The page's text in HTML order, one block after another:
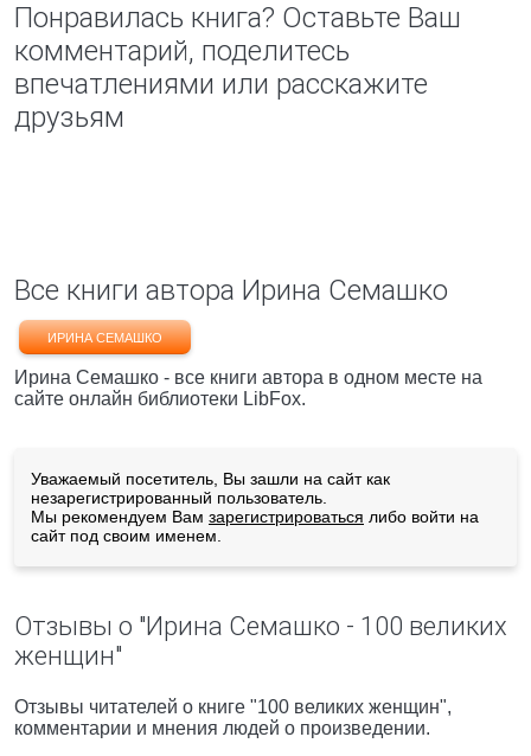
Понравилась книга? Оставьте Ваш
комментарий, поделитесь
впечатлениями или расскажите
друзьям
Все книги автора Ирина Семашко
ИРИНА СЕМАШКО
Ирина Семашко - все книги автора в одном месте на
сайте онлайн библиотеки LibFox.
Уважаемый посетитель, Вы зашли на сайт как
незарегистрированный пользователь.
Мы рекомендуем Вам зарегистрироваться либо войти на
сайт под своим именем.
Отзывы о "Ирина Семашко - 100 великих
женщин"
Отзывы читателей о книге "100 великих женщин",
комментарии и мнения людей о произведении.